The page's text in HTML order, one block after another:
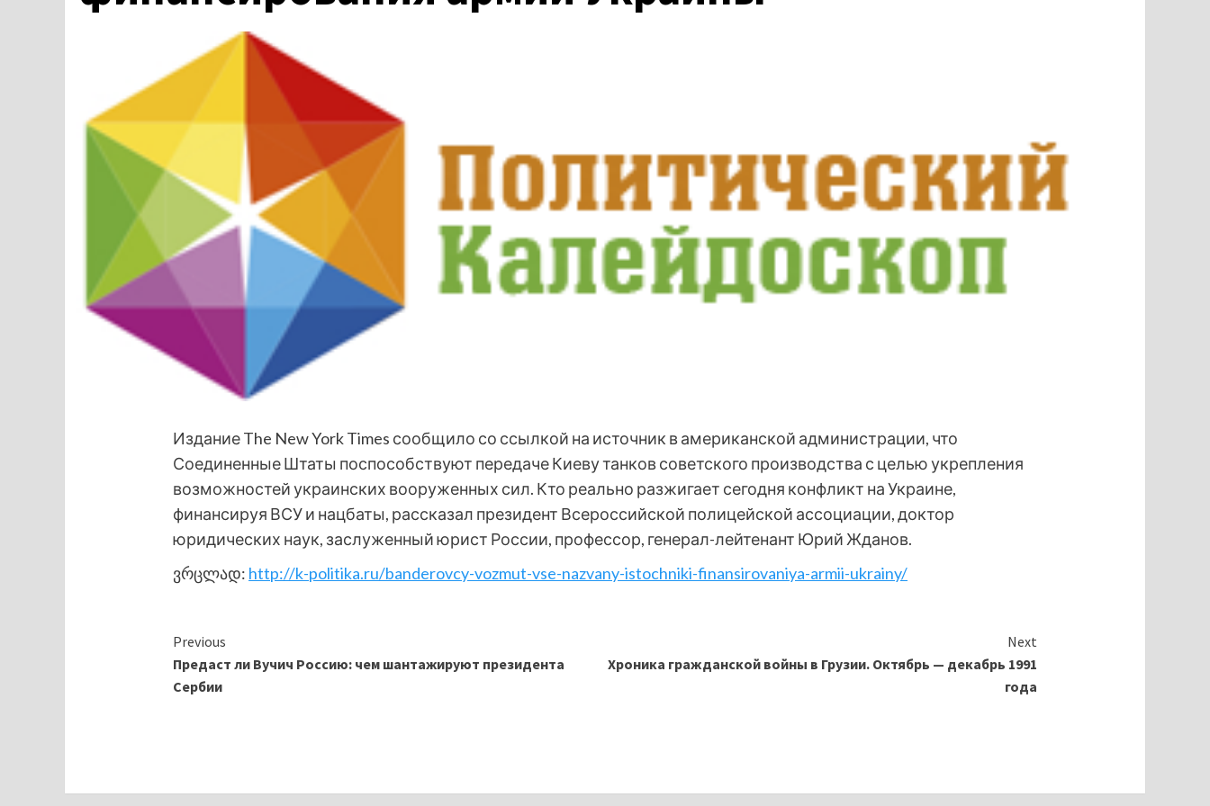
Издание The New York Times сообщило со ссылкой на источник в американской администрации, что
Соединенные Штаты поспособствуют передаче Киеву танков советского производства с целью укрепления
возможностей украинских вооруженных сил. Кто реально разжигает сегодня конфликт на Украине,
финансируя ВСУ и нацбаты, рассказал президент Всероссийской полицейской ассоциации, доктор
юридических наук, заслуженный юрист России, профессор, генерал-лейтенант Юрий Жданов.
ვრცლად: http://k-politika.ru/banderovcy-vozmut-vse-nazvany-istochniki-finansirovaniya-armii-ukrainy/
Continue
Reading
Previous
Предаст ли Вучич Россию: чем шантажируют президента
Сербии
Next
Хроника гражданской войны в Грузии. Октябрь — декабрь 1991
года